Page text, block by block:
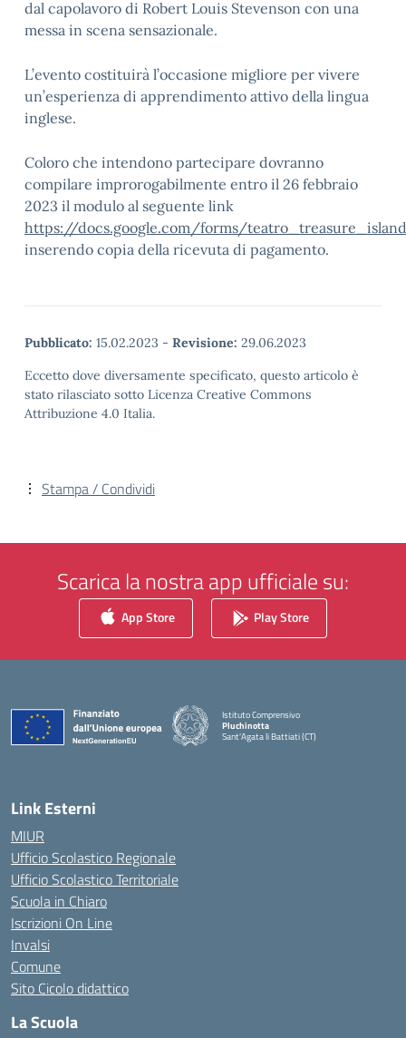
dal capolavoro di Robert Louis Stevenson con una
messa in scena sensazionale.
L’evento costituirà l’occasione migliore per vivere
un’esperienza di apprendimento attivo della lingua
inglese.
Coloro che intendono partecipare dovranno
compilare improrogabilmente entro il 26 febbraio
2023 il modulo al seguente link
https://docs.google.com/forms/teatro_treasure_island
inserendo copia della ricevuta di pagamento.
Pubblicato: 15.02.2023 - Revisione: 29.06.2023
Eccetto dove diversamente specificato, questo articolo è
stato rilasciato sotto Licenza Creative Commons
Attribuzione 4.0 Italia.
Stampa / Condividi
Scarica la nostra app ufficiale su:
App Store Play Store
Istituto Comprensivo
Pluchinotta
Sant'Agata li Battiati (CT)
— Visita la pagina iniziale della scuola
Link Esterni
MIUR
Ufficio Scolastico Regionale
Ufficio Scolastico Territoriale
Scuola in Chiaro
Iscrizioni On Line
Invalsi
Comune
Sito Cicolo didattico
La Scuola